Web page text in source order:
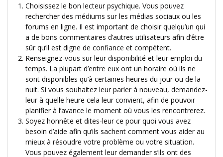
Choisissez le bon lecteur psychique. Vous pouvez
rechercher des médiums sur les médias sociaux ou les
forums en ligne. Il est important de choisir quelqu’un qui
a de bons commentaires d’autres utilisateurs afin d’être
sûr qu’il est digne de confiance et compétent.
Renseignez-vous sur leur disponibilité et leur emploi du
temps. La plupart d’entre eux ont un horaire où ils ne
sont disponibles qu’à certaines heures du jour ou de la
nuit. Si vous souhaitez leur parler à nouveau, demandez-
leur à quelle heure cela leur convient, afin de pouvoir
planifier à l’avance le moment où vous les rencontrerez.
Soyez honnête et dites-leur ce pour quoi vous avez
besoin d’aide afin qu’ils sachent comment vous aider au
mieux à résoudre votre problème ou votre situation.
Vous pouvez également leur demander s’ils ont des